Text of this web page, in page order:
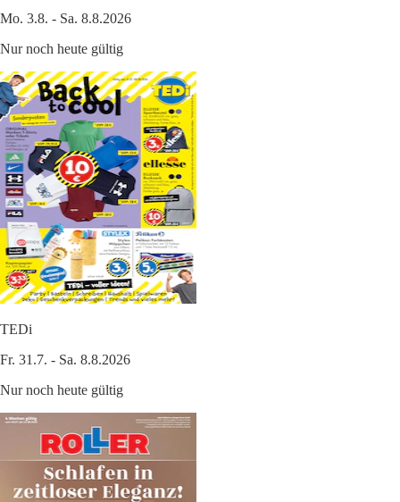
Mo. 3.8. - Sa. 8.8.2026
Nur noch heute gültig
TEDi
Fr. 31.7. - Sa. 8.8.2026
Nur noch heute gültig